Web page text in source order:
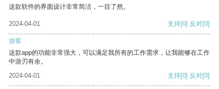
这款软件的界面设计非常简洁，一目了然。
2024-04-01 支持[0] 反对[0]
游客
这款app的功能非常强大，可以满足我所有的工作需求，让我能够在工作
中游刃有余。
2024-04-01
支持[0] 反对[0]